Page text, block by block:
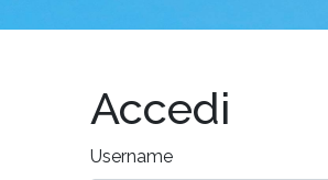
Accedi
Username